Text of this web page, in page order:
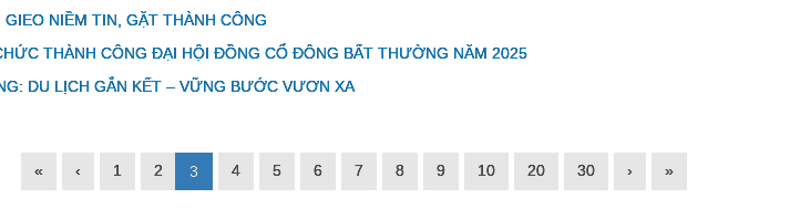
NIỀM TIN, GẶT THÀNH CÔNG
THÀNH CÔNG ĐẠI HỘI ĐỒNG CỔ ĐÔNG BẤT THƯỜNG NĂM 2025
DU LỊCH GẮN KẾT – VỮNG BƯỚC VƯƠN XA
« ‹ 1 2 3 4 5 6 7 8 9 10 20 30 › »